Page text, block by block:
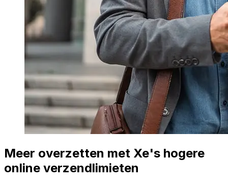
Meer overzetten met Xe's hogere
online verzendlimieten